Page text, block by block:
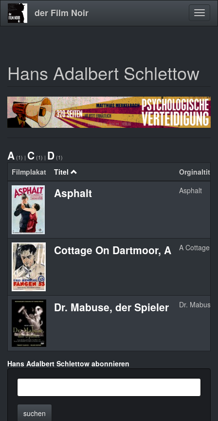
Direkt
zum
der Film Noir
Hans Adalbert Schlettow
A (1) | C (1) | D (1)
Filmplakat Titel Orginaltitel
Asphalt Asphalt
Cottage On Dartmoor, A A Cottage
Dr. Mabuse, der Spieler Dr.
Hans Adalbert Schlettow abonnieren
suchen